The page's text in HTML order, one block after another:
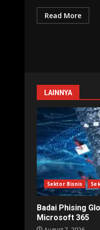
Read More
LAINNYA
Sektor Bisnis
Badai Phising
Microsoft 365